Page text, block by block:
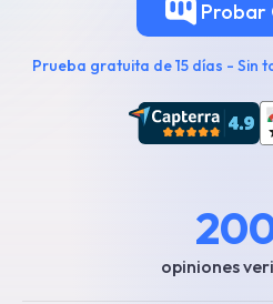
Probar
Prueba gratuita de 15 días - Sin
opiniones